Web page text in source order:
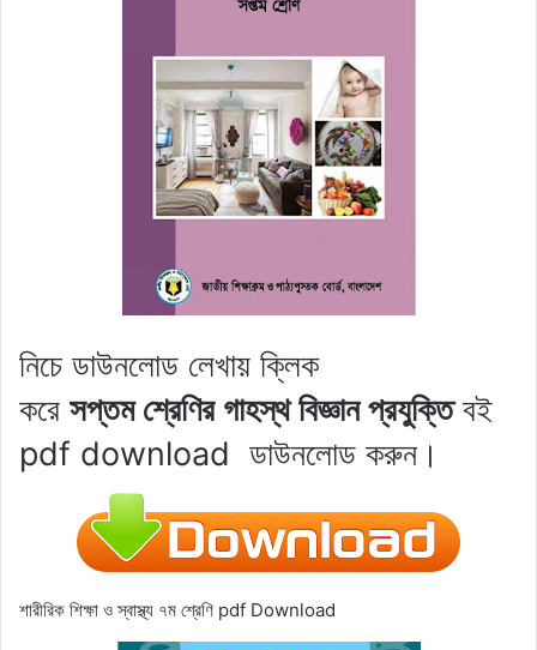
নিচে ডাউনলোড লেখায় ক্লিক
করে সপ্তম শ্রেণির গাহস্থ বিজ্ঞানপ্রযুক্তিবই
pdf download ডাউনলোড করুন।
শারীরিক শিক্ষা ও স্বাস্থ্য ৭ম শ্রেণি pdf Download